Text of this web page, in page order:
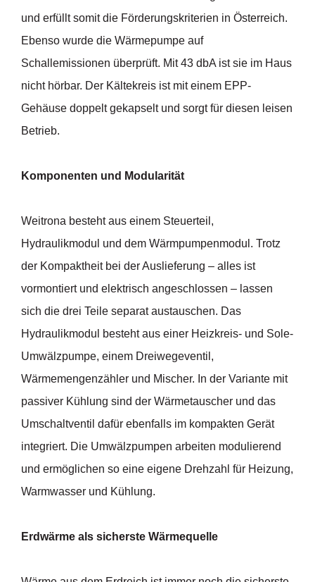
und erfüllt somit die Förderungskriterien in Österreich.
Ebenso wurde die Wärmepumpe auf
Schallemissionen überprüft. Mit 43 dbA ist sie im Haus
nicht hörbar. Der Kältekreis ist mit einem EPP-
Gehäuse doppelt gekapselt und sorgt für diesen leisen
Betrieb.
Komponenten und Modularität
Weitrona besteht aus einem Steuerteil,
Hydraulikmodul und dem Wärmpumpenmodul. Trotz
der Kompaktheit bei der Auslieferung – alles ist
vormontiert und elektrisch angeschlossen – lassen
sich die drei Teile separat austauschen. Das
Hydraulikmodul besteht aus einer Heizkreis- und Sole-
Umwälzpumpe, einem Dreiwegeventil,
Wärmemengenzähler und Mischer. In der Variante mit
passiver Kühlung sind der Wärmetauscher und das
Umschaltventil dafür ebenfalls im kompakten Gerät
integriert. Die Umwälzpumpen arbeiten modulierend
und ermöglichen so eine eigene Drehzahl für Heizung,
Warmwasser und Kühlung.
Erdwärme als sicherste Wärmequelle